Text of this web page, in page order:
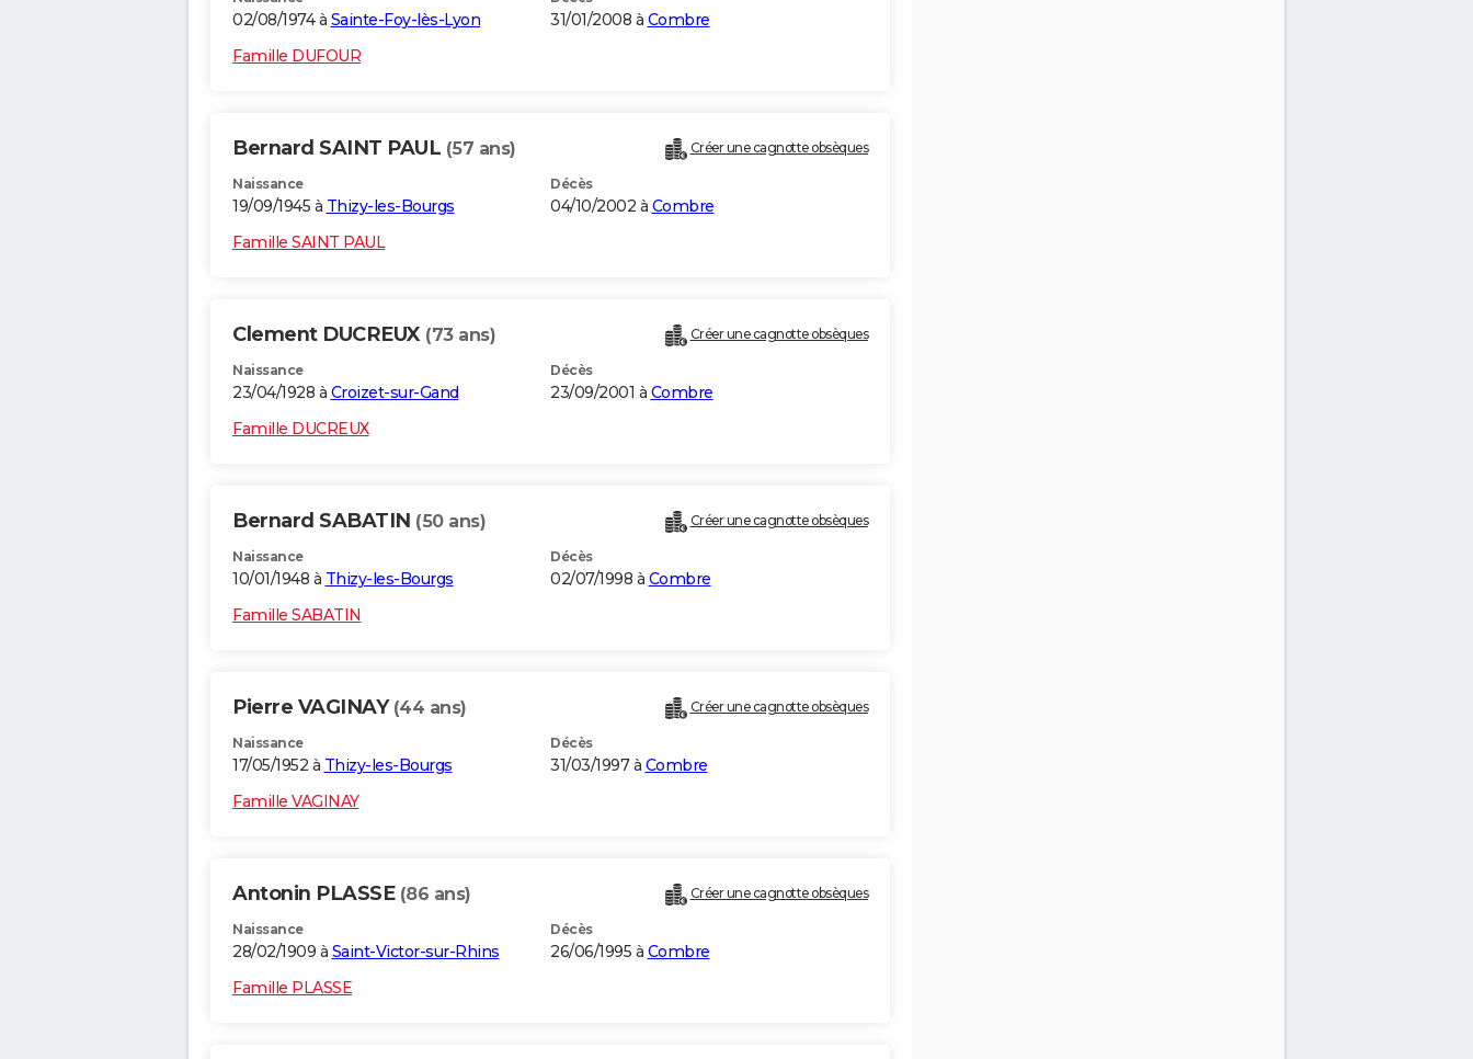
02/08/1974 à Sainte-Foy-lès-Lyon 31/01/2008 à Combre
Famille DUFOUR
Bernard SAINT PAUL (57 ans) Créer une cagnotte obsèques
Naissance
19/09/1945 à Thizy-les-Bourgs
Décès
04/10/2002 à Combre
Famille SAINT PAUL
Clement DUCREUX (73 ans) Créer une cagnotte obsèques
Naissance
23/04/1928 à Croizet-sur-Gand
Décès
23/09/2001 à Combre
Famille DUCREUX
Bernard SABATIN (50 ans) Créer une cagnotte obsèques
Naissance
10/01/1948 à Thizy-les-Bourgs
Décès
02/07/1998 à Combre
Famille SABATIN
Pierre VAGINAY (44 ans) Créer une cagnotte obsèques
Naissance
17/05/1952 à Thizy-les-Bourgs
Décès
31/03/1997 à Combre
Famille VAGINAY
Antonin PLASSE (86 ans) Créer une cagnotte obsèques
Naissance
28/02/1909 à Saint-Victor-sur-Rhins
Décès
26/06/1995 à Combre
Famille PLASSE